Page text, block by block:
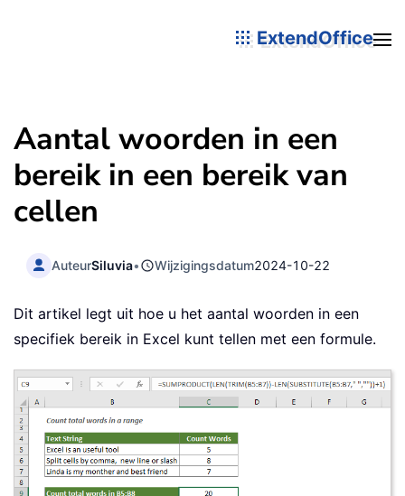
ExtendOffice
Aantal woorden in een
bereik in een bereik van
cellen
AuteurSiluvia• Wijzigingsdatum2024-10-22
Dit artikel legt uit hoe u het aantal woorden in een
specifiek bereik in Excel kunt tellen met een formule.